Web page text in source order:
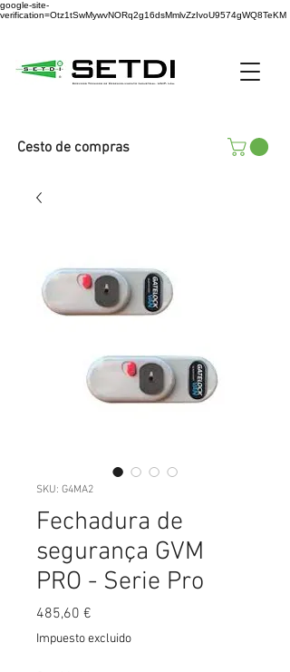
google-site-
verification=Otz1tSwMywvNORq2g16dsMmlvZzIvoU9574gWQ8TeKM
Cesto de compras
SKU: G4MA2
Fechadura de
segurança GVM
PRO - Serie Pro
485,60 €
Impuesto excluido